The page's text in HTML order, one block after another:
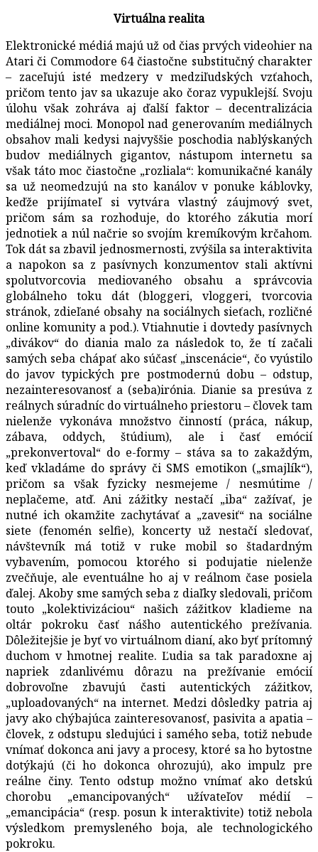
Virtuálna realita
Elektronické médiá majú už od čias prvých videohier na
Atari či Commodore 64 čiastočne substitučný charakter
– zaceľujú isté medzery v medziľudských vzťahoch,
pričom tento jav sa ukazuje ako čoraz vypuklejší. Svoju
úlohu však zohráva aj ďalší faktor – decentralizácia
mediálnej moci. Monopol nad generovaním mediálnych
obsahov mali kedysi najvyššie poschodia nablýskaných
budov mediálnych gigantov, nástupom internetu sa
však táto moc čiastočne „rozliala“: komunikačné kanály
sa už neomedzujú na sto kanálov v ponuke káblovky,
keďže prijímateľ si vytvára vlastný záujmový svet,
pričom sám sa rozhoduje, do ktorého zákutia morí
jednotiek a núl načrie so svojím kremíkovým krčahom.
Tok dát sa zbavil jednosmernosti, zvýšila sa interaktivita
a napokon sa z pasívnych konzumentov stali aktívni
spolutvorcovia mediovaného obsahu a správcovia
globálneho toku dát (bloggeri, vloggeri, tvorcovia
stránok, zdieľané obsahy na sociálnych sieťach, rozličné
online komunity a pod.). Vtiahnutie i dovtedy pasívnych
„divákov“ do diania malo za následok to, že tí začali
samých seba chápať ako súčasť „inscenácie“, čo vyústilo
do javov typických pre postmodernú dobu – odstup,
nezainteresovanosť a (seba)irónia. Dianie sa presúva z
reálnych súradníc do virtuálneho priestoru – človek tam
nielenže vykonáva množstvo činností (práca, nákup,
zábava, oddych, štúdium), ale i časť emócií
„prekonvertoval“ do e-formy – stáva sa to zakaždým,
keď vkladáme do správy či SMS emotikon („smajlík“),
pričom sa však fyzicky nesmejeme / nesmútime /
neplačeme, atď. Ani zážitky nestačí „iba“ zažívať, je
nutné ich okamžite zachytávať a „zavesiť“ na sociálne
siete (fenomén selfie), koncerty už nestačí sledovať,
návštevník má totiž v ruke mobil so štadardným
vybavením, pomocou ktorého si podujatie nielenže
zvečňuje, ale eventuálne ho aj v reálnom čase posiela
ďalej. Akoby sme samých seba z diaľky sledovali, pričom
touto „kolektivizáciou“ našich zážitkov kladieme na
oltár pokroku časť nášho autentického prežívania.
Dôležitejšie je byť vo virtuálnom dianí, ako byť prítomný
duchom v hmotnej realite. Ľudia sa tak paradoxne aj
napriek zdanlivému dôrazu na prežívanie emócií
dobrovoľne zbavujú časti autentických zážitkov,
„uploadovaných“ na internet. Medzi dôsledky patria aj
javy ako chýbajúca zainteresovanosť, pasivita a apatia –
človek, z odstupu sledujúci i samého seba, totiž nebude
vnímať dokonca ani javy a procesy, ktoré sa ho bytostne
dotýkajú (či ho dokonca ohrozujú), ako impulz pre
reálne činy. Tento odstup možno vnímať ako detskú
chorobu „emancipovaných“ užívateľov médií –
„emancipácia“ (resp. posun k interaktivite) totiž nebola
výsledkom premysleného boja, ale technologického
pokroku.